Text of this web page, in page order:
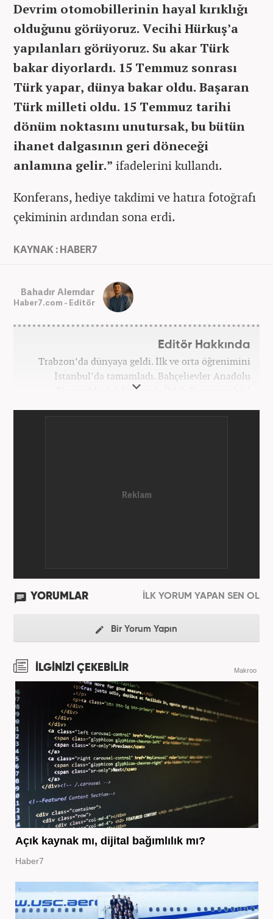
Devrim otomobillerinin hayal kırıklığı
olduğunu görüyoruz. Vecihi Hürkuş’a
yapılanları görüyoruz. Su akar Türk
bakar diyorlardı. 15 Temmuz sonrası
Türk yapar, dünya bakar oldu. Başaran
Türk milleti oldu. 15 Temmuz tarihi
dönüm noktasını unutursak, bu bütün
ihanet dalgasının geri döneceği
anlamına gelir.” ifadelerini kullandı.
Konferans, hediye takdimi ve hatıra fotoğrafı
çekiminin ardından sona erdi.
KAYNAK : HABER7
Bahadır Alemdar
Haber7.com - Editör
Editör Hakkında
Trabzon’da dünyaya geldi. İlk ve orta öğrenimini
İstanbul’da tamamladı. Bahçelievler Anadolu
Ticaret Meslek Lisesinde ‘Web Programcılığı’
ve teknoloji kategorilerinde birçok haber ve
YORUMLAR İLK YORUM YAPAN SEN OL
Bir Yorum Yapın
İLGİNİZİ ÇEKEBİLİR Makroo
Açık kaynak mı, dijital bağımlılık mı?
Haber7